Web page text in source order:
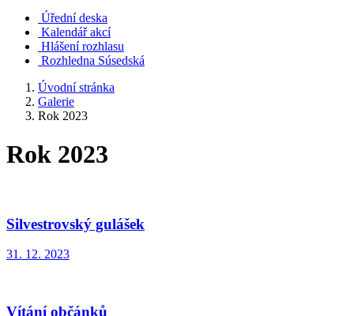
Úřední deska
Kalendář akcí
Hlášení rozhlasu
Rozhledna Súsedská
Úvodní stránka
Galerie
Rok 2023
Rok 2023
Silvestrovský gulášek
31. 12. 2023
Vítání občánků